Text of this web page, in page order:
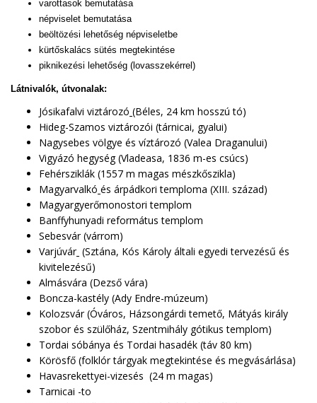
varottasok bemutatása
népviselet bemutatása
beöltözési lehetőség népviseletbe
kürtőskalács sütés megtekintése
piknikezési lehetőség (lovasszekérrel)
Látnivalók, útvonalak:
Jósikafalvi viztározó (Béles, 24 km hosszú tó)
Hideg-Szamos viztározói (tárnicai, gyalui)
Nagysebes völgye és víztározó (Valea Draganului)
Vigyázó hegység (Vladeasa, 1836 m-es csúcs)
Fehérsziklák (1557 m magas mészkőszikla)
Magyarvalkó és árpádkori temploma (XIII. század)
Magyargyerőmonostori templom
Banffyhunyadi református templom
Sebesvár (várrom)
Varjúvár (Sztána, Kós Károly általi egyedi tervezésű és
kivitelezésű)
Almásvára (Dezső vára)
Boncza-kastély (Ady Endre-múzeum)
Kolozsvár (Óváros, Házsongárdi temető, Mátyás király
szobor és szülőház, Szentmihály gótikus templom)
Tordai sóbánya és Tordai hasadék (táv 80 km)
Körösfő (folklór tárgyak megtekintése és megvásárlása)
Havasrekettyei-vizesés (24 m magas)
Tarnicai -to